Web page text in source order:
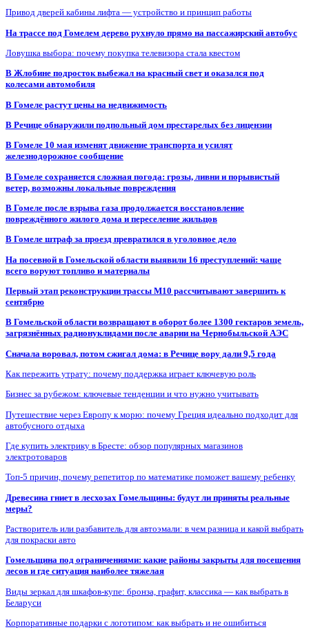
Привод дверей кабины лифта — устройство и принцип работы
На трассе под Гомелем дерево рухнуло прямо на пассажирский автобус
Ловушка выбора: почему покупка телевизора стала квестом
В Жлобине подросток выбежал на красный свет и оказался под
колесами автомобиля
В Гомеле растут цены на недвижимость
В Речице обнаружили подпольный дом престарелых без лицензии
В Гомеле 10 мая изменят движение транспорта и усилят
железнодорожное сообщение
В Гомеле сохраняется сложная погода: грозы, ливни и порывистый
ветер, возможны локальные повреждения
В Гомеле после взрыва газа продолжается восстановление
повреждённого жилого дома и переселение жильцов
В Гомеле штраф за проезд превратился в уголовное дело
На посевной в Гомельской области выявили 16 преступлений: чаще
всего воруют топливо и материалы
Первый этап реконструкции трассы М10 рассчитывают завершить к
сентябрю
В Гомельской области возвращают в оборот более 1300 гектаров земель,
загрязнённых радионуклидами после аварии на Чернобыльской АЭС
Сначала воровал, потом сжигал дома: в Речице вору дали 9,5 года
Как пережить утрату: почему поддержка играет ключевую роль
Бизнес за рубежом: ключевые тенденции и что нужно учитывать
Путешествие через Европу к морю: почему Греция идеально подходит для
автобусного отдыха
Где купить электрику в Бресте: обзор популярных магазинов
электротоваров
Топ-5 причин, почему репетитор по математике поможет вашему ребенку
Древесина гниет в лесхозах Гомельщины: будут ли приняты реальные
меры?
Растворитель или разбавитель для автоэмали: в чем разница и какой выбрать
для покраски авто
Гомельщина под ограничениями: какие районы закрыты для посещения
лесов и где ситуация наиболее тяжелая
Виды зеркал для шкафов-купе: бронза, графит, классика — как выбрать в
Беларуси
Корпоративные подарки с логотипом: как выбрать и не ошибиться